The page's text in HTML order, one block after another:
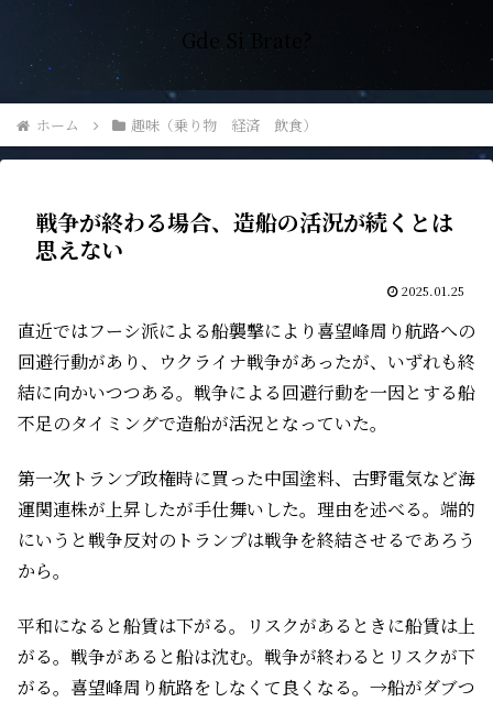
Gde Si Brate?
ホーム 趣味（乗り物 経済 飲食）
戦争が終わる場合、造船の活況が続くとは
思えない
2025.01.25
直近ではフーシ派による船襲撃により喜望峰周り航路への
回避行動があり、ウクライナ戦争があったが、いずれも終
結に向かいつつある。戦争による回避行動を一因とする船
不足のタイミングで造船が活況となっていた。
第一次トランプ政権時に買った中国塗料、古野電気など海
運関連株が上昇したが手仕舞いした。理由を述べる。端的
にいうと戦争反対のトランプは戦争を終結させるであろう
から。
平和になると船賃は下がる。リスクがあるときに船賃は上
がる。戦争があると船は沈む。戦争が終わるとリスクが下
がる。喜望峰周り航路をしなくて良くなる。→船がダブつ